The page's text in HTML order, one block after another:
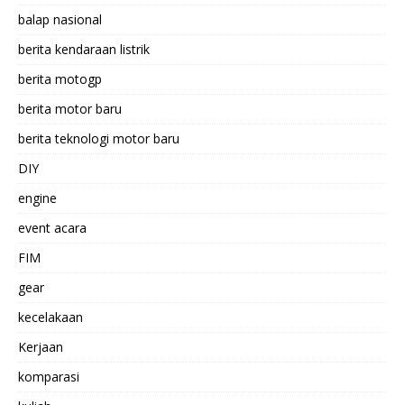
balap nasional
berita kendaraan listrik
berita motogp
berita motor baru
berita teknologi motor baru
DIY
engine
event acara
FIM
gear
kecelakaan
Kerjaan
komparasi